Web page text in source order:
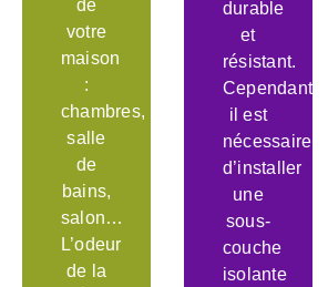
de
votre
maison
:
chambres,
salle
de
bains,
salon…
L’odeur
de la
durable
et
résistant.
Cependant,
il est
nécessaire
d’installer
une
sous-
couche
isolante